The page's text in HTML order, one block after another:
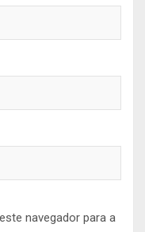
navegador para a